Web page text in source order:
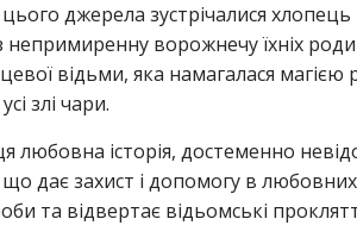
джерела зустрічалися
непримиренну ворожнечу їхніх
відьми, яка намагалася
злі чари.
любовна історія, достеменно
дає захист і допомогу в
та відвертає відьомські